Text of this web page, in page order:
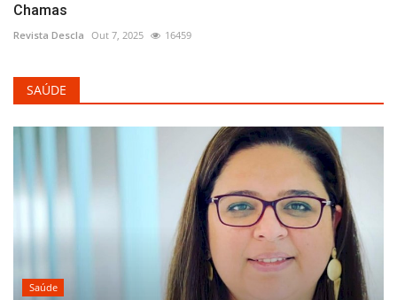
Chamas
Revista Descla Out 7, 2025 16459
SAÚDE
Saúde